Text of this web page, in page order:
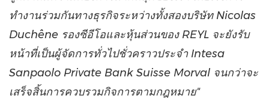
ทำงานร่วมกันทางธุรกิจระหว่างทั้งสองบริษัท Nicolas
Duchêne รองซีอีโอและหุ้นส่วนของ REYL จะยังรับ
หน้าที่เป็นผู้จัดการทั่วไปชั่วคราวประจำ Intesa
Sanpaolo Private Bank Suisse Morval จนกว่าจะ
เสร็จสิ้นการควบรวมกิจการตามกฎหมาย"